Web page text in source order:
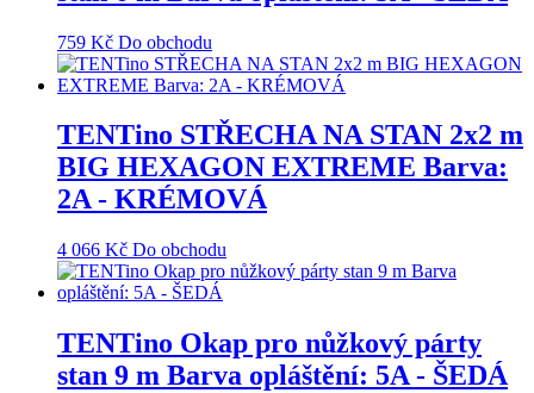
759 Kč Do obchodu
TENTino STŘECHA NA STAN 2x2 m
BIG HEXAGON EXTREME Barva:
2A - KRÉMOVÁ
4 066 Kč Do obchodu
TENTino Okap pro nůžkový párty
stan 9 m Barva opláštění: 5A - ŠEDÁ